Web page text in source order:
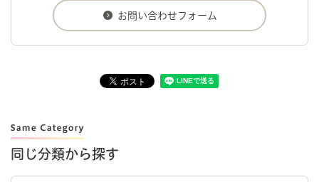
同じ分類から探す